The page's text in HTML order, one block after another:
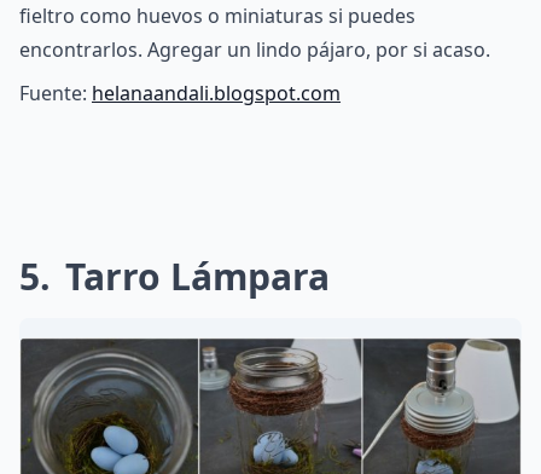
fieltro como huevos o miniaturas si puedes
encontrarlos. Agregar un lindo pájaro, por si acaso.
Fuente: helanaandali.blogspot.com
5 Tarro Lámpara